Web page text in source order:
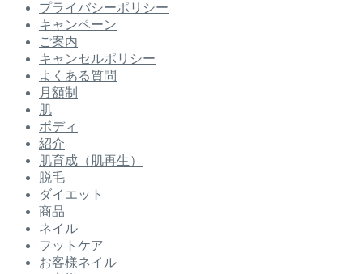
プライバシーポリシー
キャンペーン
ご案内
キャンセルポリシー
よくある質問
月額制
肌
ボディ
紹介
肌育成（肌再生）
脱毛
ダイエット
商品
ネイル
フットケア
お客様ネイル